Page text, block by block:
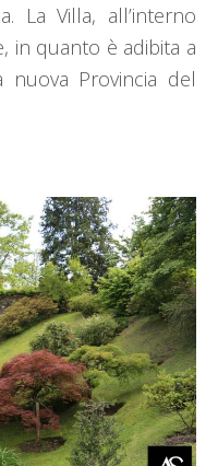
La Villa, all’interno
in quanto è adibita a
Provincia del